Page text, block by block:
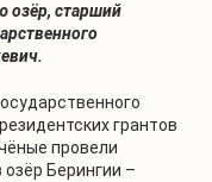
озёр, старший
грантов
провели
Берингии –